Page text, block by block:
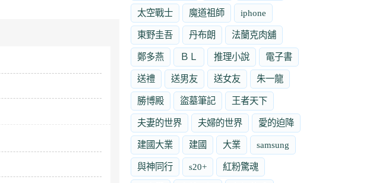
太空戰士 魔道祖師 iphone
東野圭吾 丹布朗 法蘭克肉舖
鄭多燕 ＢＬ 推理小說 電子書
送禮 送男友 送女友 朱一龍
勝博殿 盜墓筆記 王者天下
夫妻的世界 夫婦的世界 愛的迫降
建國大業 建國 大業 samsung
與神同行 s20+ 紅粉驚魂